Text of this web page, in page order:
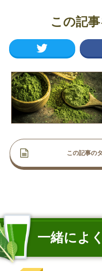
この記
この記事の
一緒によ